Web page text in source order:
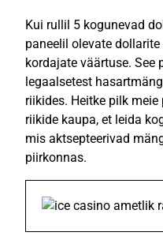
Kui rullil 5 kogunevad
paneelil olevate
kordajate väärtuse.
legaalsetest
riikides. Heitke pilk
riikide kaupa, et leida
mis aktsepteerivad
piirkonnas.